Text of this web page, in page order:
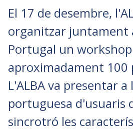
El 17 de desembre,
organitzar juntament
Portugal un
aproximadament 100
L'ALBA va presentar
portuguesa d'usuaris
sincrotró les